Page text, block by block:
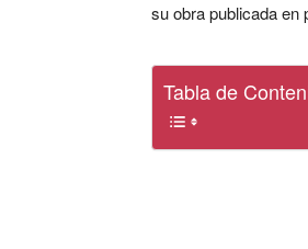
su obra publicada en
Tabla de